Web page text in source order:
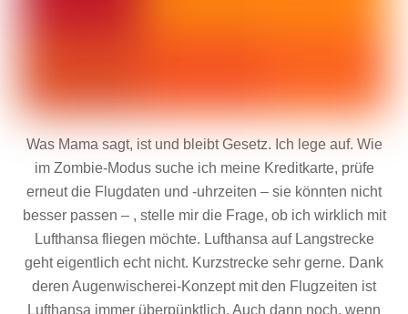
Was Mama sagt, ist und bleibt Gesetz. Ich lege auf. Wie
im Zombie-Modus suche ich meine Kreditkarte, prüfe
erneut die Flugdaten und -uhrzeiten – sie könnten nicht
besser passen – , stelle mir die Frage, ob ich wirklich mit
Lufthansa fliegen möchte. Lufthansa auf Langstrecke
geht eigentlich echt nicht. Kurzstrecke sehr gerne. Dank
deren Augenwischerei-Konzept mit den Flugzeiten ist
Lufthansa immer überpünktlich. Auch dann noch, wenn